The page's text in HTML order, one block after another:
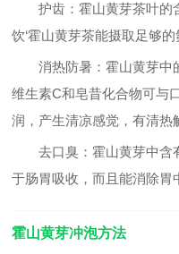
护齿：霍山黄芽茶叶的
饮‘霍山黄芽茶能摄取足够
消热防暑：霍山黄芽中
维生素C和皂昔化合物可与
润，产生清凉感觉，有清热
去口臭：霍山黄芽中含
于肠胃吸收，而且能消除胃
霍山黄芽冲泡方法